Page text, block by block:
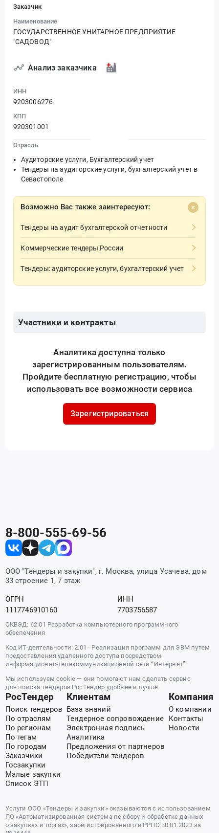
Заказчик
Наименование
ГОСУДАРСТВЕННОЕ УНИТАРНОЕ ПРЕДПРИЯТИЕ
"САДОВОД"
Анализ заказчика
ИНН
9203006276
КПП
920301001
Отрасль
Аудиторские услуги, Бухгалтерский учет
Тендеры на аудиторские услуги, бухгалтерский учет в
Севастополе
Возможно Вас также заинтересуют:
Тендеры на аудит бухгалтерской отчетности
Коммерческие тендеры России
Тендеры: аудиторские услуги, бухгалтерский учет
Участники и контракты
Аналитика доступна только
зарегистрированным пользователям.
Пройдите бесплатную регистрацию, чтобы
использовать все возможности сервиса
Зарегистрироваться
8-800-555-69-56
ООО "Тендеры и закупки", г. Москва, улица Усачева, дом
33 строение 1, 7 этаж
ОГРН
1117746910160
ИНН
7703756587
ОКВЭД: 62.01 Разработка компьютерного программного
обеспечения
Код ИТ-деятельности: 2.01 - Реализация программ для ЭВМ путем
предоставления удаленного доступа посредством
информационно-телекоммуникационной сети “Интернет”
Мы используем cookie — они помогают нам сделать сервис
для поиска тендеров РосТендер удобнее и лучше
РосТендер
Поиск тендеров
По отраслям
По регионам
По тегам
По городам
Заказчики
Госзакупки
Малые закупки
Список ЭТП
Клиентам
База знаний
Тендерное сопровождение
Электронная подпись
Аналитика
Предложения от партнеров
Победители тендеров
Компания
О компании
Контакты
Новости
Услуги ООО «Тендеры и закупки» оказываются с использованием
ПО «Автоматизированная система по сбору и обработке данных
о закупках и торгах», зарегистрированного в РРПО 30.01.2023 за